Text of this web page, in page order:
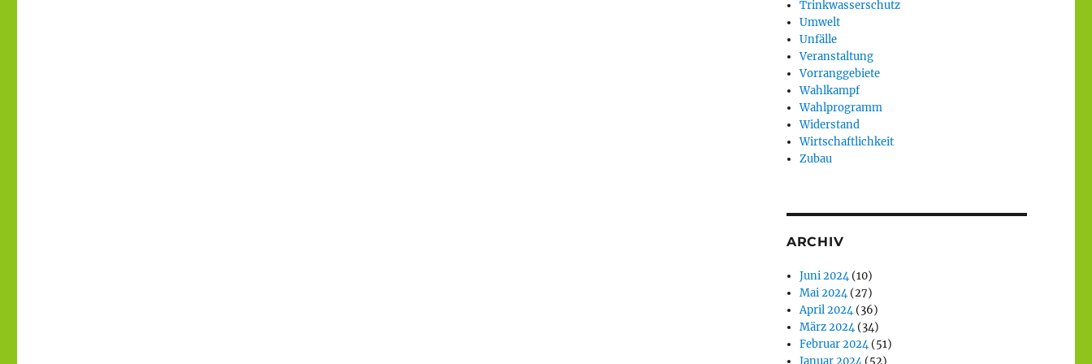
Trinkwasserschutz
Umwelt
Unfälle
Veranstaltung
Vorranggebiete
Wahlkampf
Wahlprogramm
Widerstand
Wirtschaftlichkeit
Zubau
ARCHIV
Juni 2024(10)
Mai 2024(27)
April 2024(36)
März 2024(34)
Februar 2024(51)